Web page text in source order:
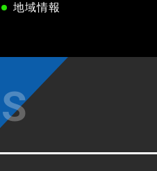
地域情報